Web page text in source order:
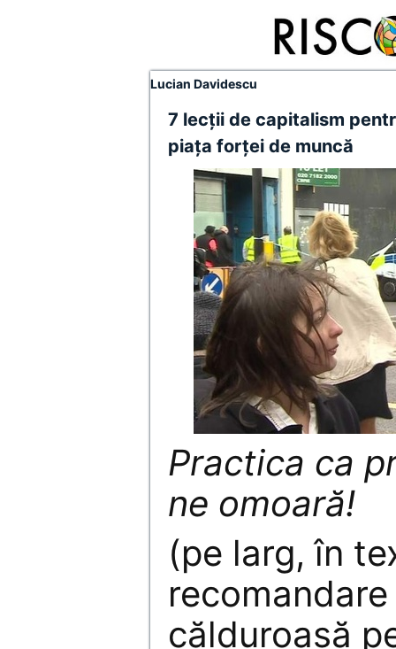
Lucian Davidescu
7 lecții de capitalism
piața forței de muncă
Practica ca
ne omoară!
(pe larg, în
călduroasă